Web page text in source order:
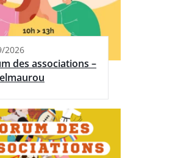
2026
des associations –